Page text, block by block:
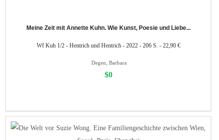
Meine Zeit mit Annette Kuhn. Wie Kunst, Poesie und Liebe...
Wf Kuh 1/2 - Hentrich und Hentrich - 2022 - 206 S. - 22,90 €
Degen, Barbara
$0